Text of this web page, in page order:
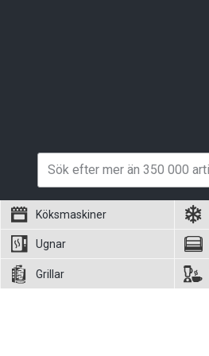
Köksmaskiner
Ugnar
Grillar